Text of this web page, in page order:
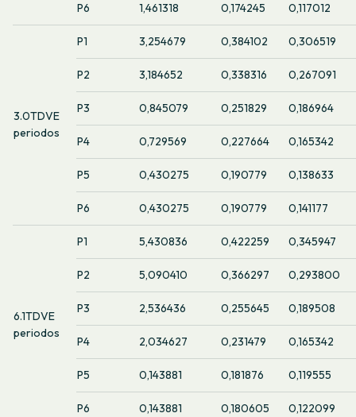
P6 1,461318 0,174245 0,117012
3.0TDVE
periodos
P1 3,254679 0,384102 0,306519
P2 3,184652 0,338316 0,267091
P3 0,845079 0,251829 0,186964
P4 0,729569 0,227664 0,165342
P5 0,430275 0,190779 0,138633
P6 0,430275 0,190779 0,141177
6.1TDVE
periodos
P1 5,430836 0,422259 0,345947
P2 5,090410 0,366297 0,293800
P3 2,536436 0,255645 0,189508
P4 2,034627 0,231479 0,165342
P5 0,143881 0,181876 0,119555
P6 0,143881 0,180605 0,122099